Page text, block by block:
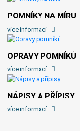
POMNÍKY NA MÍRU
více informací
OPRAVY POMNÍKŮ
více informací
NÁPISY A PŘÍPISY
více informací